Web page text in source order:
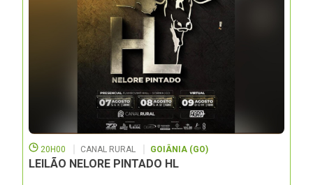
20H00 CANAL RURAL GOIÂNIA (GO)
LEILÃO NELORE PINTADO HL